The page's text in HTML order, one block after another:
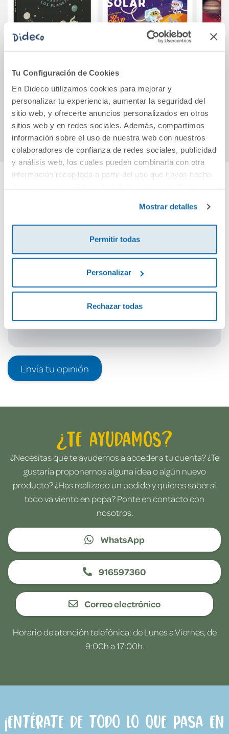
Tu Configuración de Cookies
En Dideco utilizamos cookies para mejorar y
personalizar tu experiencia, aumentar la seguridad del
sitio web, y ofrecerte anuncios personalizados en otros
sitios web y en redes sociales. Además, compartimos
información sobre el uso de nuestra web con nuestros
colaboradores de confianza de redes sociales, publicidad
y análisis web, los cuales pueden combinarla con otra
información recopilada a partir del uso que hayas hecho
Mostrar detalles
Permitir todas
Personalizar
Rechazar todas
planetas
21,50€
Comprar
21,95€
Comprar
Cuéntanos tu opinión
¡Sé el primero en valorar este producto!
Debes iniciar sesión para poder valorarlo
Envía tu opinión
¿Te ayudamos?
¿Necesitas que te ayudemos a acceder a tu cuenta? ¿Te
gustaría proponernos alguna idea o algún nuevo
producto? ¿Has realizado un pedido y quieres saber si
todo va viento en popa? Ponte en contacto con
nosotros.
WhatsApp
916597360
Correo electrónico
Horario de atención telefónica: de Lunes a Viernes, de
9:00h a 17:00h.
¡Entérate de todo lo que pasa en